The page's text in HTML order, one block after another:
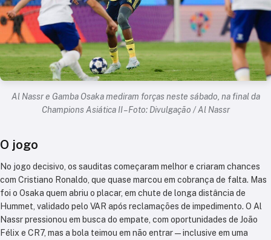
Al Nassr e Gamba Osaka mediram forças neste sábado, na final da
Champions Asiática II – Foto: Divulgação / Al Nassr
O jogo
No jogo decisivo, os sauditas começaram melhor e criaram chances
com Cristiano Ronaldo, que quase marcou em cobrança de falta. Mas
foi o Osaka quem abriu o placar, em chute de longa distância de
Hummet, validado pelo VAR após reclamações de impedimento. O Al
Nassr pressionou em busca do empate, com oportunidades de João
Félix e CR7, mas a bola teimou em não entrar — inclusive em uma